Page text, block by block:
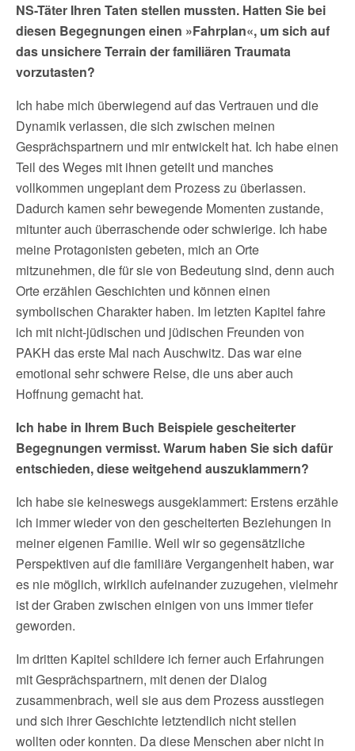
NS-Täter Ihren Taten stellen mussten. Hatten Sie bei
diesen Begegnungen einen »Fahrplan«, um sich auf
das unsichere Terrain der familiären Traumata
vorzutasten?
Ich habe mich überwiegend auf das Vertrauen und die
Dynamik verlassen, die sich zwischen meinen
Gesprächspartnern und mir entwickelt hat. Ich habe einen
Teil des Weges mit ihnen geteilt und manches
vollkommen ungeplant dem Prozess zu überlassen.
Dadurch kamen sehr bewegende Momenten zustande,
mitunter auch überraschende oder schwierige. Ich habe
meine Protagonisten gebeten, mich an Orte
mitzunehmen, die für sie von Bedeutung sind, denn auch
Orte erzählen Geschichten und können einen
symbolischen Charakter haben. Im letzten Kapitel fahre
ich mit nicht-jüdischen und jüdischen Freunden von
PAKH das erste Mal nach Auschwitz. Das war eine
emotional sehr schwere Reise, die uns aber auch
Hoffnung gemacht hat.
Ich habe in Ihrem Buch Beispiele gescheiterter
Begegnungen vermisst. Warum haben Sie sich dafür
entschieden, diese weitgehend auszuklammern?
Ich habe sie keineswegs ausgeklammert: Erstens erzähle
ich immer wieder von den gescheiterten Beziehungen in
meiner eigenen Familie. Weil wir so gegensätzliche
Perspektiven auf die familiäre Vergangenheit haben, war
es nie möglich, wirklich aufeinander zuzugehen, vielmehr
ist der Graben zwischen einigen von uns immer tiefer
geworden.
Im dritten Kapitel schildere ich ferner auch Erfahrungen
mit Gesprächspartnern, mit denen der Dialog
zusammenbrach, weil sie aus dem Prozess ausstiegen
und sich ihrer Geschichte letztendlich nicht stellen
wollten oder konnten. Da diese Menschen aber nicht in